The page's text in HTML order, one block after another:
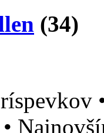
(34)